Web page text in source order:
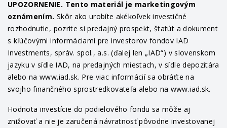
UPOZORNENIE. Tento materiál je marketingovým
oznámením. Skôr ako urobíte akékoľvek investičné
rozhodnutie, pozrite si predajný prospekt, štatút a dokument
s kľúčovými informáciami pre investorov fondov IAD
Investments, správ. spol., a.s. (ďalej len „IAD“) v slovenskom
jazyku v sídle IAD, na predajných miestach, v sídle depozitára
alebo na www.iad.sk. Pre viac informácií sa obráťte na
svojho finančného sprostredkovateľa alebo na www.iad.sk.
Hodnota investície do podielového fondu sa môže aj
znižovať a nie je zaručená návratnosť pôvodne investovanej